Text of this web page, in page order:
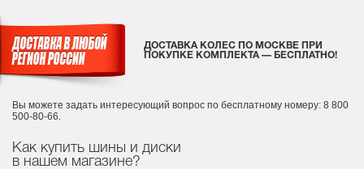
Как купить шины и диски
в нашем магазине?
ДОСТАВКА КОЛЕС ПО МОСКВЕ ПРИ
ПОКУПКЕ КОМПЛЕКТА — БЕСПЛАТНО!
Вы можете задать интересующий вопрос по бесплатному номеру: 8 800
500-80-66.